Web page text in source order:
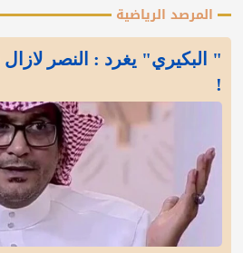
المرصد الرياضية
" البكيري" يغرد : النصر لازال
!